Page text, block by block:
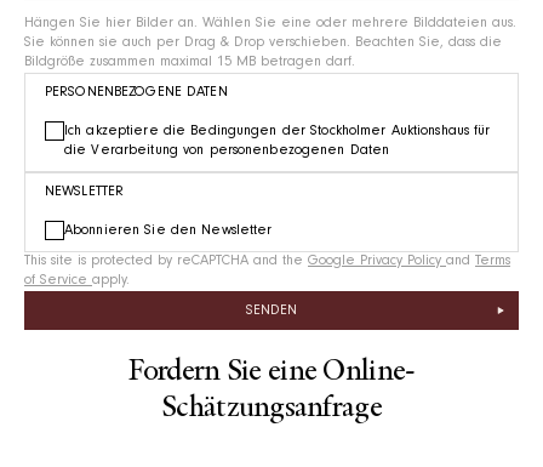
Fordern Sie eine Online-
Schätzungsanfrage
Hängen Sie hier Bilder an. Wählen Sie eine oder mehrere Bilddateien aus.
Sie können sie auch per Drag & Drop verschieben. Beachten Sie, dass die
Bildgröße zusammen maximal 15 MB betragen darf.
PERSONENBEZOGENE DATEN
Ich akzeptiere die Bedingungen der Stockholmer Auktionshaus für
die Verarbeitung von personenbezogenen Daten
NEWSLETTER
Abonnieren Sie den Newsletter
This site is protected by reCAPTCHA and the Google Privacy Policy and Terms
of Service apply.
SENDEN